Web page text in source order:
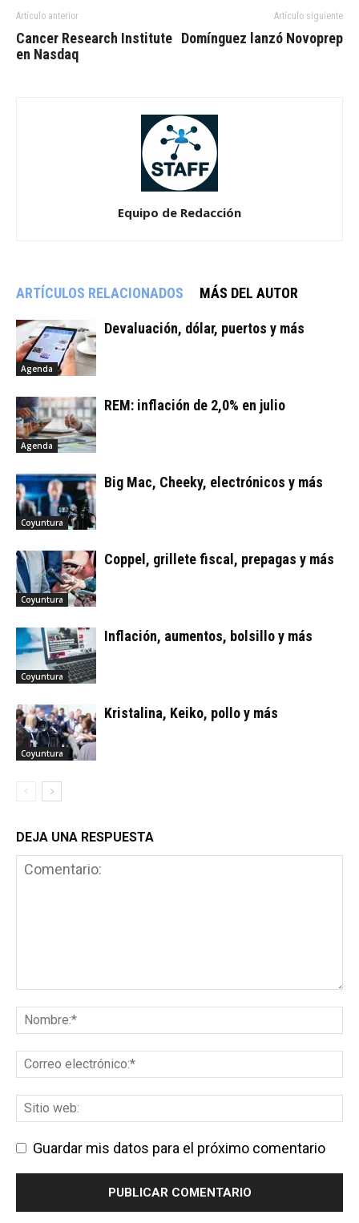
Artículo anterior
Cancer Research Institute
en Nasdaq
Artículo siguiente
Domínguez lanzó Novoprep
Equipo de Redacción
ARTÍCULOS RELACIONADOS MÁS DEL AUTOR
Agenda
Devaluación, dólar, puertos y más
Agenda
REM: inflación de 2,0% en julio
Coyuntura
Big Mac, Cheeky, electrónicos y más
Coyuntura
Coppel, grillete fiscal, prepagas y más
Coyuntura
Inflación, aumentos, bolsillo y más
Coyuntura
Kristalina, Keiko, pollo y más
DEJA UNA RESPUESTA
Guardar mis datos para el próximo comentario